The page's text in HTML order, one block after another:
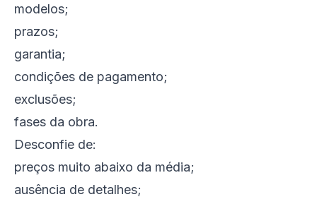
modelos;
prazos;
garantia;
condições de pagamento;
exclusões;
fases da obra.
Desconfie de:
preços muito abaixo da média;
ausência de detalhes;